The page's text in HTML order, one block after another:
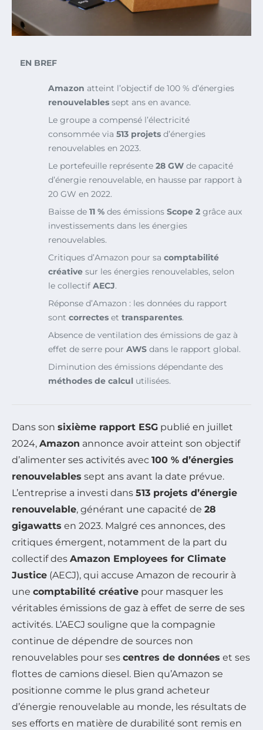
EN BREF
Amazon atteint l’objectif de 100 % d’énergies
renouvelables sept ans en avance.
Le groupe a compensé l’électricité
consommée via 513 projets d’énergies
renouvelables en 2023.
Le portefeuille représente 28 GW de capacité
d’énergie renouvelable, en hausse par rapport à
20 GW en 2022.
Baisse de 11 % des émissions Scope 2 grâce aux
investissements dans les énergies
renouvelables.
Critiques d’Amazon pour sa comptabilité
créative sur les énergies renouvelables, selon
le collectif AECJ.
Réponse d’Amazon : les données du rapport
sont correctes et transparentes.
Absence de ventilation des émissions de gaz à
effet de serre pour AWS dans le rapport global.
Diminution des émissions dépendante des
méthodes de calcul utilisées.
Dans son sixième rapport ESG publié en juillet
2024, Amazon annonce avoir atteint son objectif
d’alimenter ses activités avec 100 % d’énergies
renouvelables sept ans avant la date prévue.
L’entreprise a investi dans 513 projets d’énergie
renouvelable, générant une capacité de 28
gigawatts en 2023. Malgré ces annonces, des
critiques émergent, notamment de la part du
collectif des Amazon Employees for Climate
Justice (AECJ), qui accuse Amazon de recourir à
une comptabilité créative pour masquer les
véritables émissions de gaz à effet de serre de ses
activités. L’AECJ souligne que la compagnie
continue de dépendre de sources non
renouvelables pour ses centres de données et ses
flottes de camions diesel. Bien qu’Amazon se
positionne comme le plus grand acheteur
d’énergie renouvelable au monde, les résultats de
ses efforts en matière de durabilité sont remis en